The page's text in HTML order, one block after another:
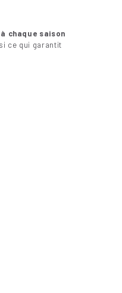
chaque saison
ce qui garantit